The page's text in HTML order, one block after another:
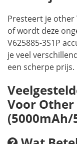
Presteert je other
of wordt deze
V625885-3S1P
je veel
een scherpe prijs.
Voor Other
(5000mAh/